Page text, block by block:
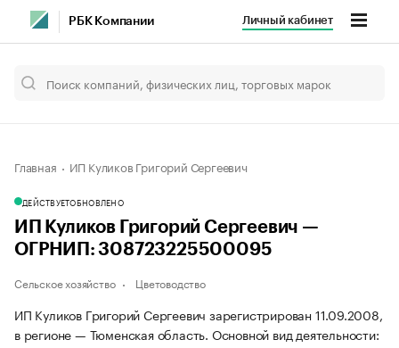
РБК Компании Личный кабинет
Главная ИП Куликов Григорий Сергеевич
ДЕЙСТВУЕТОБНОВЛЕНО
ИП Куликов Григорий Сергеевич —
ОГРНИП: 308723225500095
Сельское хозяйство Цветоводство
ИП Куликов Григорий Сергеевич зарегистрирован 11.09.2008,
в регионе — Тюменская область. Основной вид деятельности: